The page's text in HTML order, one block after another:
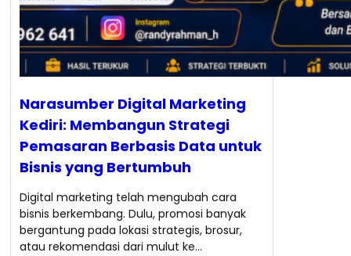
Narasumber Digital Marketing
Kediri: Membangun Strategi
Pemasaran Berbasis Data untuk
Bisnis yang Bertumbuh
Digital marketing telah mengubah cara
bisnis berkembang. Dulu, promosi banyak
bergantung pada lokasi strategis, brosur,
atau rekomendasi dari mulut ke…